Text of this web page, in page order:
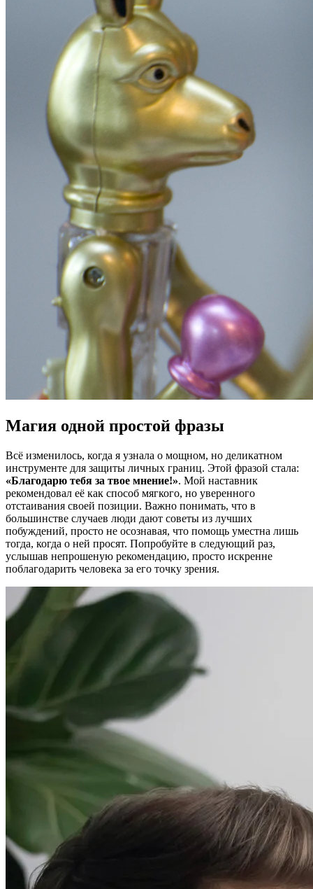
Магия одной простой фразы
Всё изменилось, когда я узнала о мощном, но деликатном
инструменте для защиты личных границ. Этой фразой стала:
«Благодарю тебя за твое мнение!». Мой наставник
рекомендовал её как способ мягкого, но уверенного
отстаивания своей позиции. Важно понимать, что в
большинстве случаев люди дают советы из лучших
побуждений, просто не осознавая, что помощь уместна лишь
тогда, когда о ней просят. Попробуйте в следующий раз,
услышав непрошеную рекомендацию, просто искренне
поблагодарить человека за его точку зрения.